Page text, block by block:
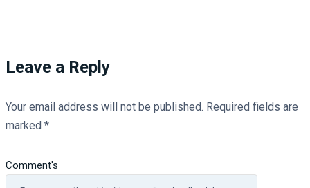
Leave a Reply
Your email address will not be published. Required fields are
marked *
Comment's